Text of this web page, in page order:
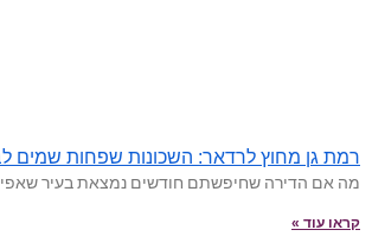
רמת גן מחוץ לרדאר: השכונות שפחות שמים
מה אם הדירה שחיפשתם חודשים נמצאת בעיר
קראו עוד »